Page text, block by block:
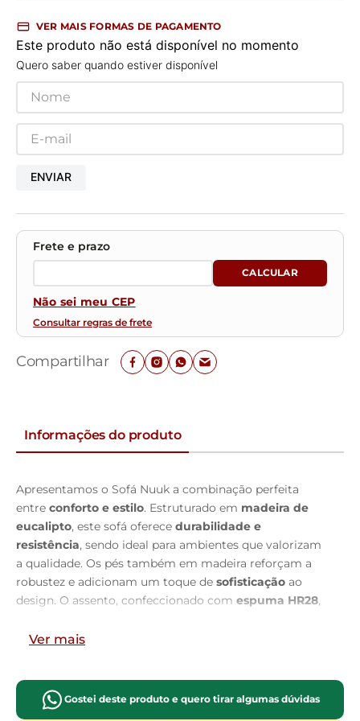
VER MAIS FORMAS DE PAGAMENTO
Este produto não está disponível no momento
Quero saber quando estiver disponível
ENVIAR
Não sei meu CEP
Consultar regras de frete
Compartilhar
Informações do produto
Apresentamos o Sofá Nuuk a combinação perfeita
entre conforto e estilo. Estruturado em madeira de
eucalipto, este sofá oferece durabilidade e
resistência, sendo ideal para ambientes que valorizam
a qualidade. Os pés também em madeira reforçam a
robustez e adicionam um toque de sofisticação ao
design. O assento, confeccionado com espuma HR28,
Softproporciona um apoio
experiência de relaxamento única. Com percintas
elásticas e molas Bonnel,
Ver mais
Gostei deste produto e quero tirar algumas dúvidas